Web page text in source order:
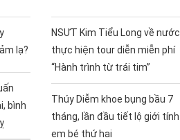
lạ?
bình
NSƯT Kim Tiểu Long về nước
thực hiện tour diễn miễn phí
“Hành trình từ trái tim”
Thúy Diễm khoe bụng bầu 7
tháng, lần đầu tiết lộ giới tính
em bé thứ hai